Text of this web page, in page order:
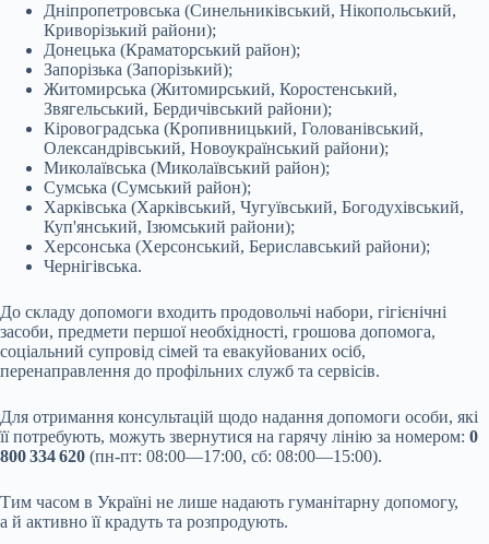
Дніпропетровська (Синельниківський, Нікопольський,
Криворізький райони);
Донецька (Краматорський район);
Запорізька (Запорізький);
Житомирська (Житомирський, Коростенський,
Звягельський, Бердичівський райони);
Кіровоградська (Кропивницький, Голованівський,
Олександрівський, Новоукраїнський райони);
Миколаївська (Миколаївський район);
Сумська (Сумський район);
Харківська (Харківський, Чугуївський, Богодухівський,
Куп'янський, Ізюмський райони);
Херсонська (Херсонський, Бериславський райони);
Чернігівська.
До складу допомоги входить продовольчі набори, гігієнічні
засоби, предмети першої необхідності, грошова допомога,
соціальний супровід сімей та евакуйованих осіб,
перенаправлення до профільних служб та сервісів.
Для отримання консультацій щодо надання допомоги особи, які
її потребують, можуть звернутися на гарячу лінію за номером: 0
800 334 620 (пн-пт: 08:00—17:00, сб: 08:00—15:00).
Тим часом в Україні не лише надають гуманітарну допомогу,
а й активно її крадуть та розпродують.